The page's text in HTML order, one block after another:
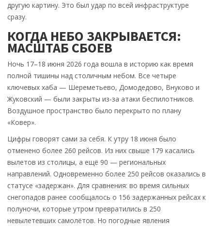
другую картину. Это был удар по всей инфраструктуре
сразу.
КОГДА НЕБО ЗАКРЫВАЕТСЯ:
МАСШТАБ СБОЕВ
Ночь 17–18 июня 2026 года вошла в историю как время
полной тишины над столичным небом. Все четыре
ключевых хаба — Шереметьево, Домодедово, Внуково и
Жуковский — были закрыты из-за атаки беспилотников.
Воздушное пространство было перекрыто по плану
«Ковер».
Цифры говорят сами за себя. К утру 18 июня было
отменено более 260 рейсов. Из них свыше 179 касались
вылетов из столицы, а ещё 90 — региональных
направлений. Одновременно более 250 рейсов оказались в
статусе «задержан». Для сравнения: во время сильных
снегопадов ранее сообщалось о 156 задержанных рейсах к
полуночи, которые утром превратились в 250
невылетевших самолётов. Но погодные явления